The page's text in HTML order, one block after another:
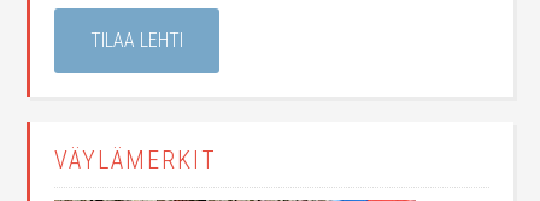
TILAA LEHTI
VÄYLÄMERKIT